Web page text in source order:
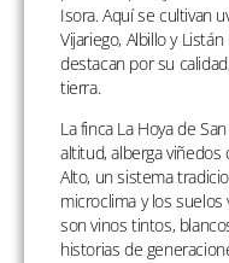
Isora. Aquí se cultivan
Vijariego, Albillo y
destacan por su
tierra.
La finca La Hoya de
altitud, alberga
Alto, un sistema
microclima y los suelos
son vinos tintos,
historias de